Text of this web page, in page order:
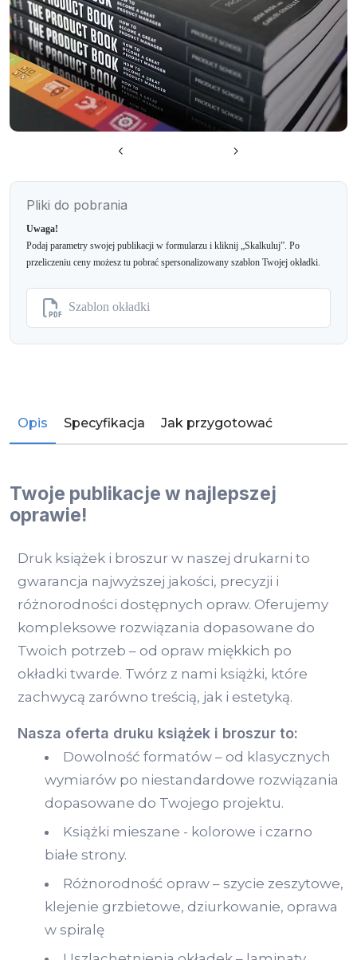
Pliki do pobrania
Uwaga!
Podaj parametry swojej publikacji w formularzu i kliknij „Skalkuluj”. Po
przeliczeniu ceny możesz tu pobrać spersonalizowany szablon Twojej okładki.
Szablon okładki
Opis Specyfikacja Jak przygotować
Twoje publikacje w najlepszej
oprawie!
Druk książek i broszur w naszej drukarni to
gwarancja najwyższej jakości, precyzji i
różnorodności dostępnych opraw. Oferujemy
kompleksowe rozwiązania dopasowane do
Twoich potrzeb – od opraw miękkich po
okładki twarde. Twórz z nami książki, które
zachwycą zarówno treścią, jak i estetyką.
Nasza oferta druku książek i broszur to:
Dowolność formatów – od klasycznych
wymiarów po niestandardowe rozwiązania
dopasowane do Twojego projektu.
Książki mieszane - kolorowe i czarno
białe strony.
Różnorodność opraw – szycie zeszytowe,
klejenie grzbietowe, dziurkowanie, oprawa
w spiralę